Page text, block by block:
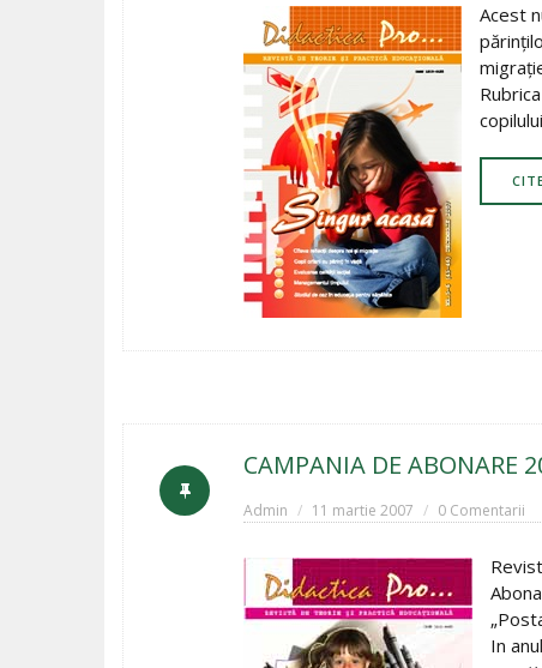
Acest
CAMPANIA DE ABONARE
Admin 11 martie 2007 0 Comentarii
In